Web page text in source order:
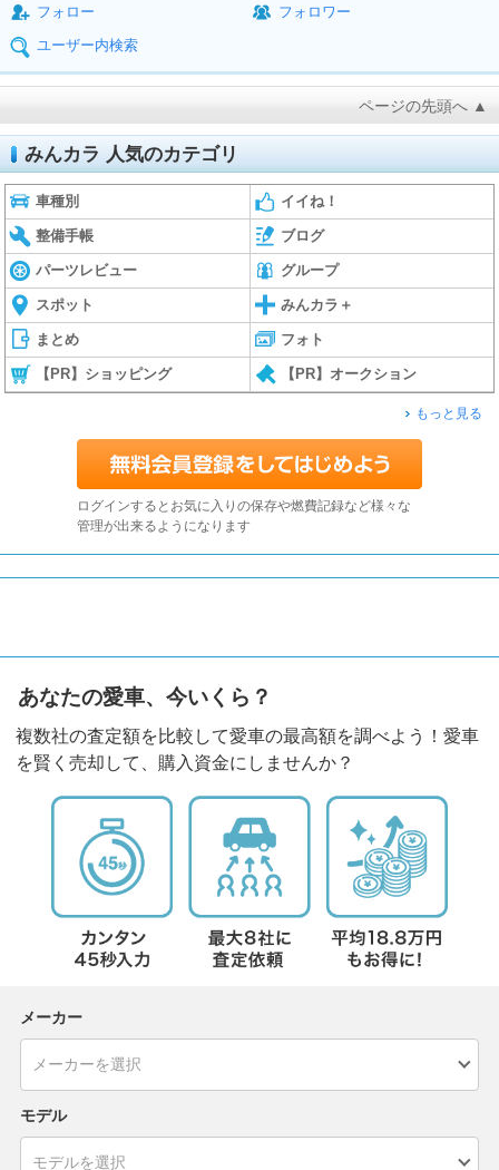
フォロー
フォロワー
ユーザー内検索
ページの先頭へ ▲
みんカラ 人気のカテゴリ
車種別 イイね！
整備手帳 ブログ
パーツレビュー グループ
スポット みんカラ＋
まとめ フォト
【PR】ショッピング 【PR】オークション
もっと見る
ログインするとお気に入りの保存や燃費記録など様々な
管理が出来るようになります
あなたの愛車、今いくら？
複数社の査定額を比較して愛車の最高額を調べよう！愛車
を賢く売却して、購入資金にしませんか？
メーカー
モデル